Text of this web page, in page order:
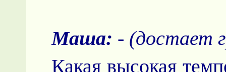
Маша: - (достает
Какая высокая